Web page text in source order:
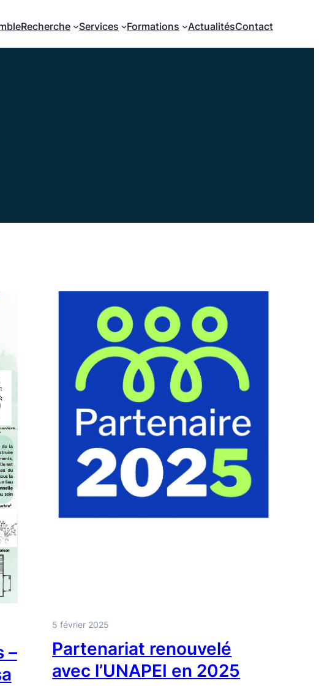
Recherche Services Formations ActualitésContact
–
5 février 2025
Partenariat renouvelé
avec l’UNAPEI en 2025